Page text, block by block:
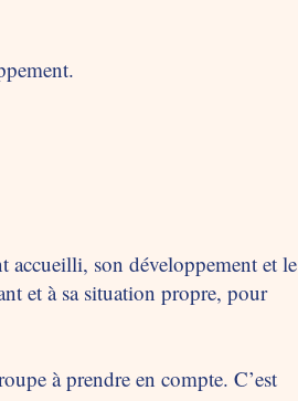
accueilli, son développement et le
et à sa situation propre, pour
à prendre en compte. C’est